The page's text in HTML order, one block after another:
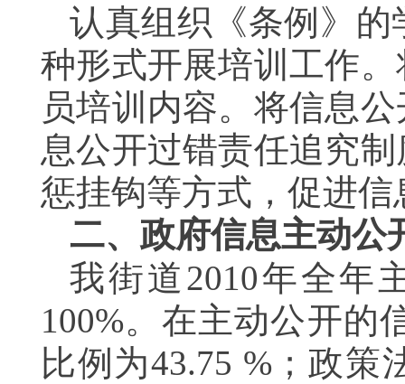
认真组织《条例》
种形式开展培训工作
员培训内容。将信息
息公开过错责任追究
惩挂钩等方式，促进信
二、政府信息主动公
我街道2010年全年
100%。在主动公开的
比例为43.75 %；政